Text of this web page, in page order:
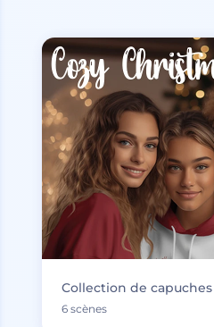
Collection de
6 scènes